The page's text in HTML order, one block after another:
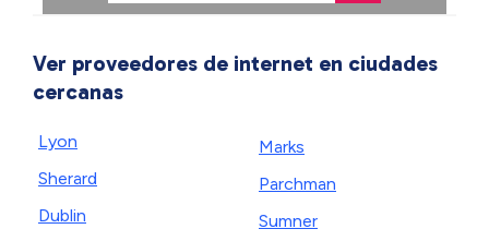
Ver proveedores de internet en ciudades
cercanas
Lyon
Sherard
Dublin
Marks
Parchman
Sumner